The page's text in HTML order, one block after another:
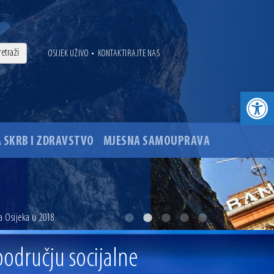
OSIJEK UŽIVO • KONTAKTIRAJTE NAS
SKRB I ZDRAVSTVO MJESNA SAMOUPRAVA
glavnog osječkog Trga Ante Starčevića
u 2018.
socijalne